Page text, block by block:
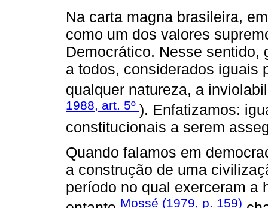
Na carta magna brasileira,
como um dos valores
Democrático. Nesse sentido,
a todos, considerados iguais
qualquer natureza, a
1988, art. 5º ). Enfatizamos:
constitucionais a serem
Quando falamos em
a construção de uma
período no qual exerceram a
Mossé (1979, p. 159)